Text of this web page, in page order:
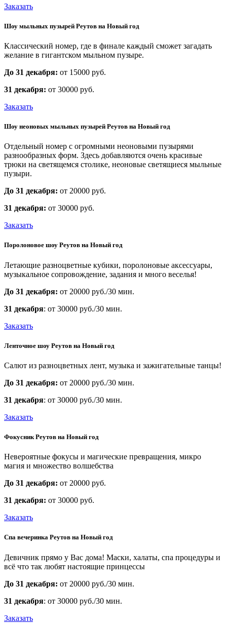
Заказать
Шоу мыльных пузырей Реутов на Новый год
Классический номер, где в финале каждый сможет загадать
желание в гигантском мыльном пузыре.
До 31 декабря: от 15000 руб.
31 декабря: от 30000 руб.
Заказать
Шоу неоновых мыльных пузырей Реутов на Новый год
Отдельный номер с огромными неоновыми пузырями
разнообразных форм. Здесь добавляются очень красивые
трюки на светящемся столике, неоновые светящиеся мыльные
пузыри.
До 31 декабря: от 20000 руб.
31 декабря: от 30000 руб.
Заказать
Поролоновое шоу Реутов на Новый год
Летающие разноцветные кубики, поролоновые аксессуары,
музыкальное сопровождение, задания и много веселья!
До 31 декабря: от 20000 руб./30 мин.
31 декабря: от 30000 руб./30 мин.
Заказать
Ленточное шоу Реутов на Новый год
Салют из разноцветных лент, музыка и зажигательные танцы!
До 31 декабря: от 20000 руб./30 мин.
31 декабря: от 30000 руб./30 мин.
Заказать
Фокусник Реутов на Новый год
Невероятные фокусы и магические превращения, микро
магия и множество волшебства
До 31 декабря: от 20000 руб.
31 декабря: от 30000 руб.
Заказать
Спа вечеринка Реутов на Новый год
Девичник прямо у Вас дома! Маски, халаты, спа процедуры и
всё что так любят настоящие принцессы
До 31 декабря: от 20000 руб./30 мин.
31 декабря: от 30000 руб./30 мин.
Заказать